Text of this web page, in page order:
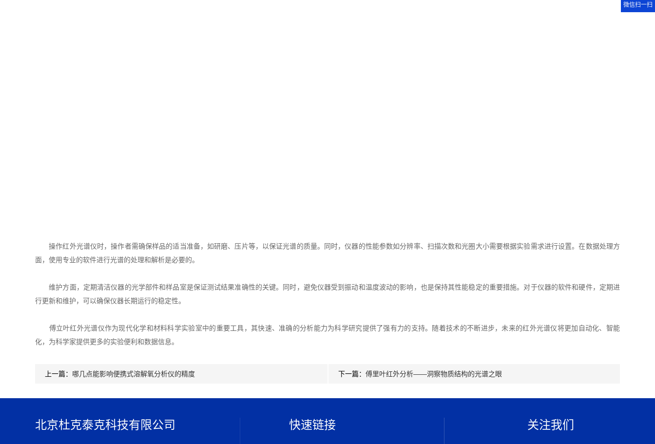
操作红外光谱仪时，操作者需确保样品的适当准备，如研磨、压片等，以保证光谱的质量。同时，仪器的性能参数如分辨率、扫描次数和光圈大小需要根据实验需求进行设置。在数据处理方
面，使用专业的软件进行光谱的处理和解析是必要的。
维护方面，定期清洁仪器的光学部件和样品室是保证测试结果准确性的关键。同时，避免仪器受到振动和温度波动的影响，也是保持其性能稳定的重要措施。对于仪器的软件和硬件，定期进
行更新和维护，可以确保仪器长期运行的稳定性。
傅立叶红外光谱仪作为现代化学和材料科学实验室中的重要工具，其快速、准确的分析能力为科学研究提供了强有力的支持。随着技术的不断进步，未来的红外光谱仪将更加自动化、智能
化，为科学家提供更多的实验便利和数据信息。
上一篇： 哪几点能影响便携式溶解氧分析仪的精度 下一篇： 傅里叶红外分析——洞察物质结构的光谱之眼
北京杜克泰克科技有限公司 快速链接 关注我们
微信扫一扫